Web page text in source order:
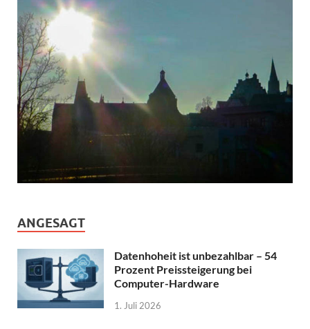
ANGESAGT
Datenhoheit ist unbezahlbar – 54
Prozent Preissteigerung bei
Computer-Hardware
1. Juli 2026